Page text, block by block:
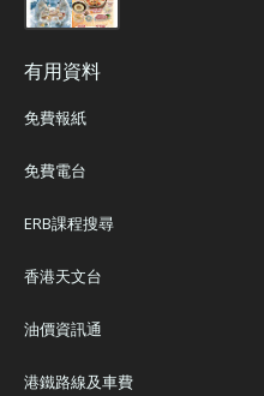
有用資料
免費報紙
免費電台
ERB課程搜尋
香港天文台
油價資訊通
港鐵路線及車費